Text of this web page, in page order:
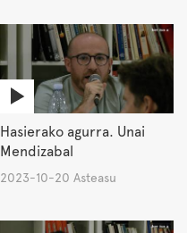
Hasierako agurra. Unai
Mendizabal
2023-10-20 Asteasu